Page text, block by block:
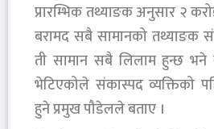
प्रारम्भिक तथ्याङक अनुसार २
बरामद सबै सामानको तथ्याङक
ती सामान सबै लिलाम हुन्छ भने
भेटिएकोले संकास्पद व्यक्तिको
हुने प्रमुख पौडेलले बताए ।